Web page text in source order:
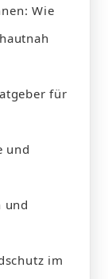
Wie
für
und
und
im